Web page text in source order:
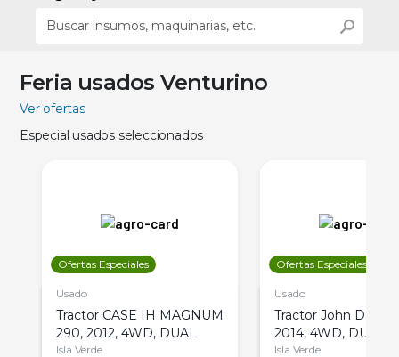
Feria usados Venturino
Ver ofertas
Especial usados seleccionados
Ofertas Especiales
Usado
Tractor CASE IH MAGNUM
290, 2012, 4WD, DUAL
Isla Verde
Ofertas Especiales
Usado
Tractor John Deere
2014, 4WD, DUAL
Isla Verde